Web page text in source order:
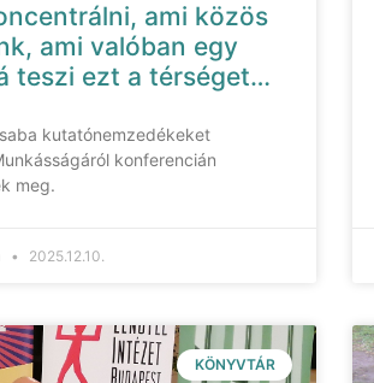
ami közös
ami valóban egy
teszi ezt a térséget…
kutatónemzedékeket
konferencián
meg.
2025.12.10.
KÖNYVTÁR